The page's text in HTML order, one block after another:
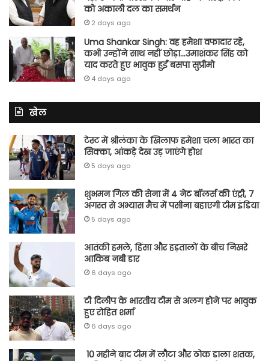
को अकाली दल का समर्थन
2 days ago
Uma Shankar Singh: वह हमेशा वफादार रहे,
कभी उन्होंने साथ नहीं छोड़ा…उमाशंकर सिंह को
याद करते हुए भावुक हुईं बसपा सुप्रीमो
4 days ago
खेल
टेस्ट में श्रीलंका के खिलाफ हमेशा चला भारत का
सिक्का, आंकड़े देख उड़ जाएंगे होश
5 days ago
शुभमन गिल की सेना में 4 नेट बॉलर्स की एंट्री, 7
अगस्त से अभ्यास मैच में पसीना बहाएगी टीम इंडिया
5 days ago
आतंकी हमले, हिंसा और हड़तालों के बीच निखरे
आकिब नबी डार
6 days ago
टी दिलीप के भारतीय टीम से अलग होने पर भावुक
हुए रोहित शर्मा
6 days ago
10 महीने बाद टीम में लौटा और ठोक डाला शतक,